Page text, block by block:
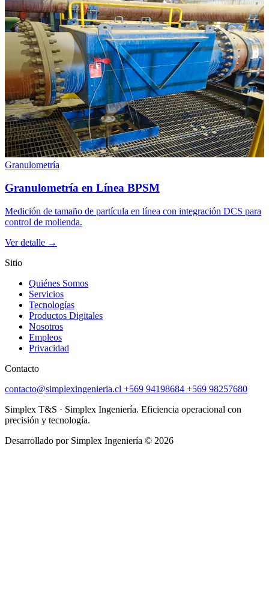
Granulometría
Granulometría en Línea BPSM
Medición de tamaño de partícula en línea con integración DCS para
control de molienda.
Ver detalle →
Sitio
Quiénes Somos
Servicios
Tecnologías
Productos Digitales
Nosotros
Empleos
Privacidad
Contacto
contacto@simplexingenieria.cl +569 94198684 +569 98257680
Simplex T&S · Simplex Ingeniería. Eficiencia operacional con
precisión y tecnología.
Desarrollado por Simplex Ingeniería © 2026